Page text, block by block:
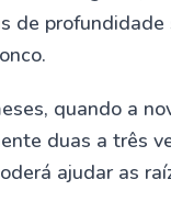
de
quando a
duas a três
ajudar as